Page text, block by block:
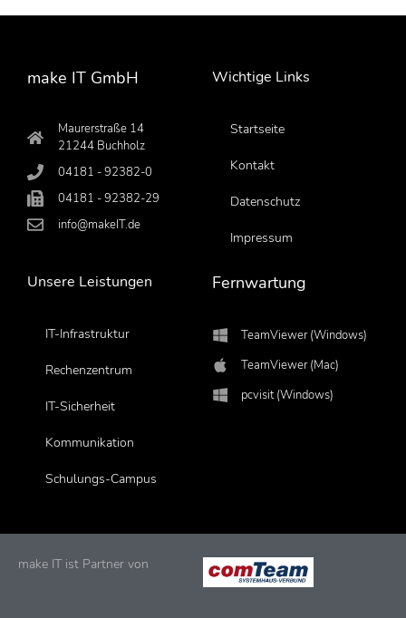
make IT GmbH
Maurerstraße 14
21244 Buchholz
04181 - 92382-0
04181 - 92382-29
info@makeIT.de
Wichtige Links
Startseite
Kontakt
Datenschutz
Impressum
Unsere Leistungen
IT-Infrastruktur
Rechenzentrum
IT-Sicherheit
Kommunikation
Schulungs-Campus
Fernwartung
TeamViewer (Windows)
TeamViewer (Mac)
pcvisit (Windows)
make IT ist Partner von